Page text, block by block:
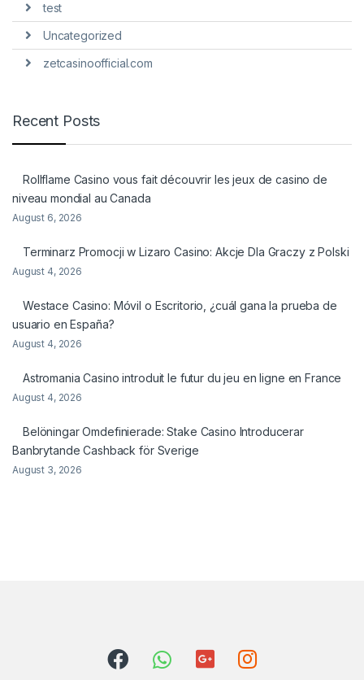
test
Uncategorized
zetcasinoofficial.com
Recent Posts
Rollflame Casino vous fait découvrir les jeux de casino de
niveau mondial au Canada
August 6, 2026
Terminarz Promocji w Lizaro Casino: Akcje Dla Graczy z Polski
August 4, 2026
Westace Casino: Móvil o Escritorio, ¿cuál gana la prueba de
usuario en España?
August 4, 2026
Astromania Casino introduit le futur du jeu en ligne en France
August 4, 2026
Belöningar Omdefinierade: Stake Casino Introducerar
Banbrytande Cashback för Sverige
August 3, 2026